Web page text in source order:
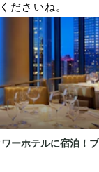
ださいね。